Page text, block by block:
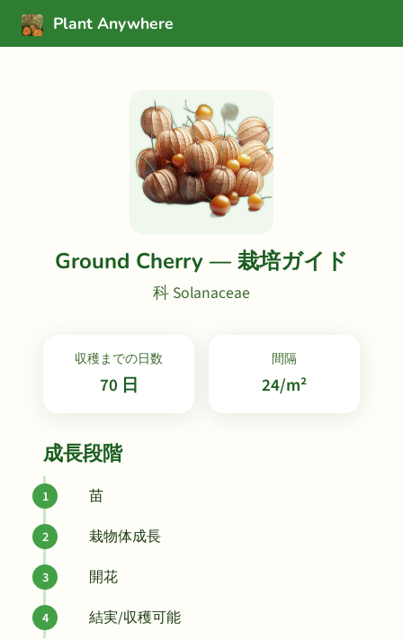
Plant Anywhere
Ground Cherry — 栽培ガイド
科 Solanaceae
収穫までの日数
70 日
間隔
24/m²
成長段階
苗
栽物体成長
開花
結実/収穫可能